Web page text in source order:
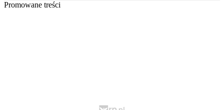
Promowane treści